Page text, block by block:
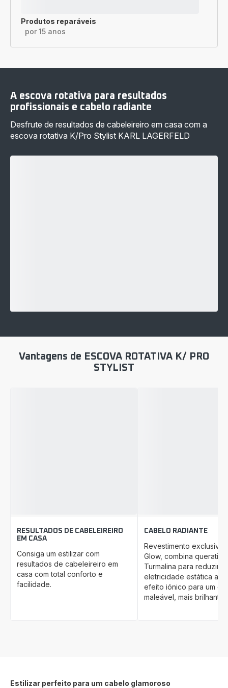
Produtos reparáveis
por 15 anos
A escova rotativa para resultados
profissionais e cabelo radiante
Desfrute de resultados de cabeleireiro em casa com a
escova rotativa K/Pro Stylist KARL LAGERFELD
Vantagens de ESCOVA ROTATIVA K/ PRO
STYLIST
RESULTADOS DE CABELEIREIRO
EM CASA
Consiga um estilizar com
resultados de cabeleireiro em
casa com total conforto e
facilidade.
CABELO RADIANTE
Revestimento exclusivo
Glow, combina
Turmalina para reduzir a
eletricidade estática
efeito iónico para um
maleável, mais brilhante
Estilizar perfeito para um cabelo glamoroso